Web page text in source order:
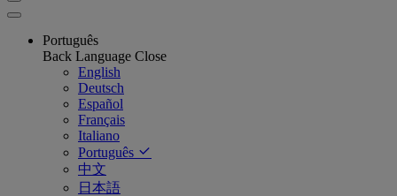
Português
Back Language Close
English
Deutsch
Español
Français
Italiano
Português
中文
日本語